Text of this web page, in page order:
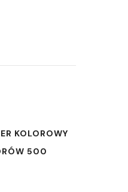
KOLOROWY
500